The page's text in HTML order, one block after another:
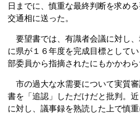
日までに、慎重な最終判断を求め
交通相に送った。
要望書では、有識者会議に対し
に県が１６年度を完成目標として
部委員から指摘されたにもかかわら
市の過大な水需要について実質
書を「追認」しただけだと批判。
に対し、議事録を熟読した上で慎